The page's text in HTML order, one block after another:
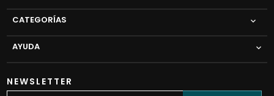
CATEGORÍAS 
AYUDA 
NEWSLETTER